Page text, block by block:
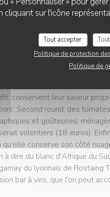
cliquant sur l'icône
Tout accepter
Politique de protection
Politique de
2024
guise de rencontre, celle de
vin, en tant que sommelier,
donc au tire-bouchon, elle
pâté en croûte, de porc,
beurrée, et dont les
conservent leur saveur
Second round, des
et goûteuses,
volontiers (18 euros).
qu'elle conserve son côté
à dire du blanc d'Afrique du
du lyonnais de Rostaing
bar à vins, que l'on peut